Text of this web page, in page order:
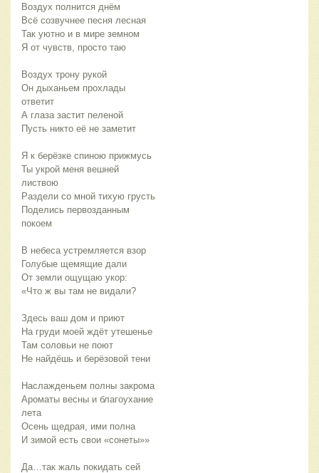
Воздух полнится днём
Всё созвучнее песня лесная
Так уютно и в мире земном
Я от чувств, просто таю
Воздух трону рукой
Он дыханьем прохлады
ответит
А глаза застит пеленой
Пусть никто её не заметит
Я к берёзке спиною прижмусь
Ты укрой меня вешней
листвою
Раздели со мной тихую грусть
Поделись первозданным
покоем
В небеса устремляется взор
Голубые щемящие дали
От земли ощущаю укор:
«Что ж вы там не видали?
Здесь ваш дом и приют
На груди моей ждёт утешенье
Там соловьи не поют
Не найдёшь и берёзовой тени
Наслажденьем полны закрома
Ароматы весны и благоухание
лета
Осень щедрая, ими полна
И зимой есть свои «сонеты»»
Да…так жаль покидать сей